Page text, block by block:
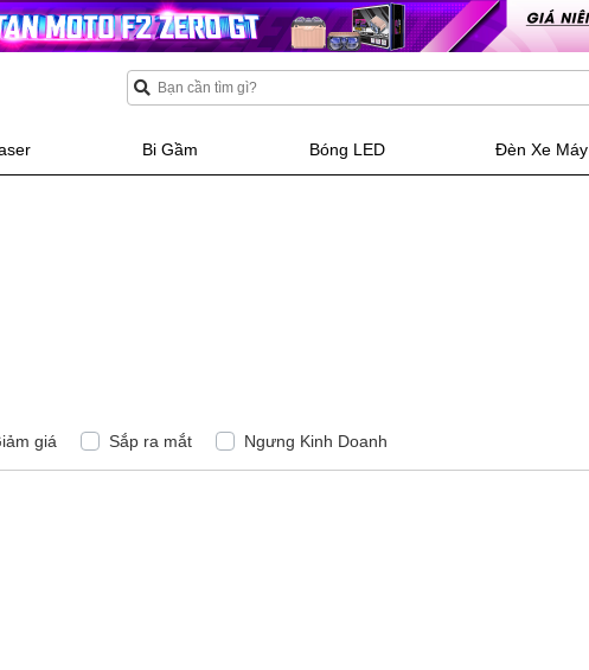
Bi Gầm Bóng LED Đèn Xe Máy
giá Sắp ra mắt Ngưng Kinh Doanh